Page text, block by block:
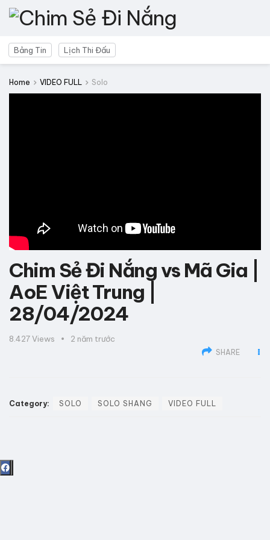
Bảng Tin Lịch Thi Đấu
Home VIDEO FULL Solo
Chim Sẻ Đi Nắng vs Mã Gia |
AoE Việt Trung |
28/04/2024
8.427Views 2 năm trước
SHARE
Category: SOLO SOLO SHANG VIDEO FULL